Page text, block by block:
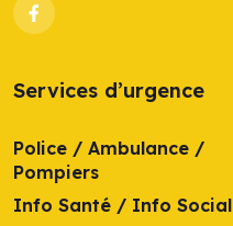
Services d’urgence
Police / Ambulance /
Pompiers
Info Santé / Info Social